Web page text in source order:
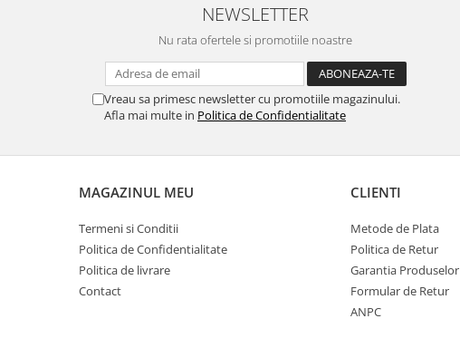
NEWSLETTER
Nu rata ofertele si promotiile noastre
Vreau sa primesc newsletter cu promotiile magazinului.
Afla mai multe in Politica de Confidentialitate
MAGAZINUL MEU
Termeni si Conditii
Politica de Confidentialitate
Politica de livrare
Contact
CLIENTI
Metode de Plata
Politica de Retur
Garantia Produselor
Formular de Retur
ANPC